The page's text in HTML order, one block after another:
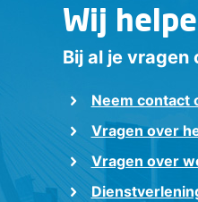
Wij
Bij al je
Neem contact
Vragen over
Vragen over